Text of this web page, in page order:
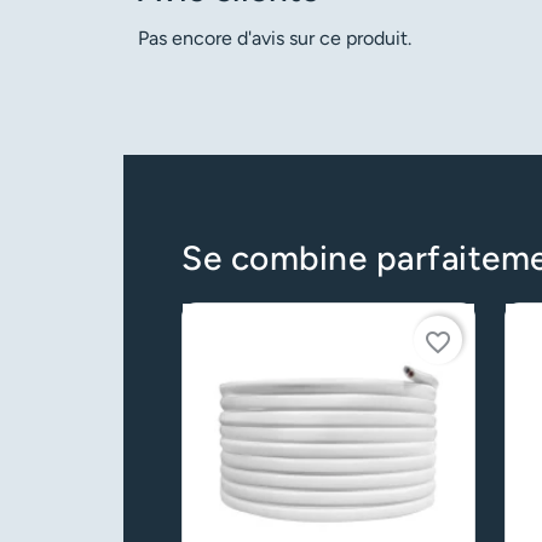
Pas encore d'avis sur ce produit.
Se combine
favorite_border